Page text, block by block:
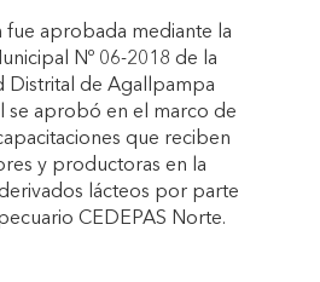
fue aprobada mediante la
Nº 06-2018 de la
Distrital de Agallpampa
se aprobó en el marco de
que reciben
y productoras en la
lácteos por parte
CEDEPAS Norte.